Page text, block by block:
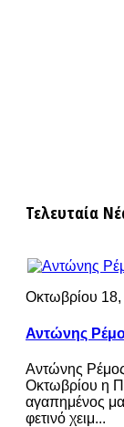
Τελευταία
Οκτωβρίου
Αντώνης
Αντώνης
Οκτωβρίου η
αγαπημένος
φετινό χειμ...